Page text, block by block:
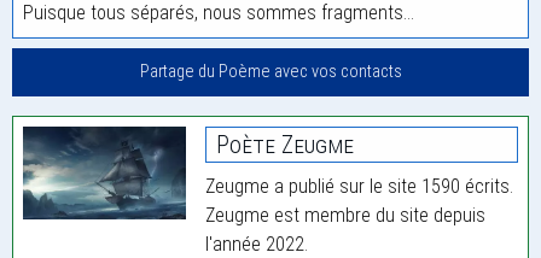
Puisque tous séparés, nous sommes fragments…
Partage du Poème avec vos contacts
Poète Zeugme
Zeugme a publié sur le site 1590 écrits.
Zeugme est membre du site depuis
l'année 2022.